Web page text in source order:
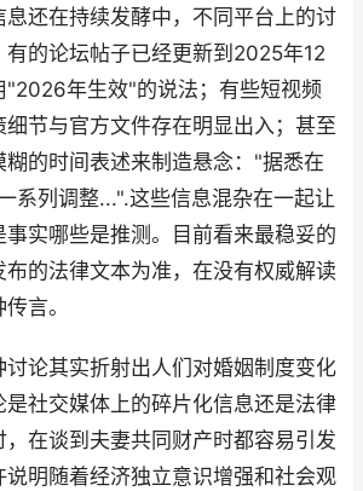
息还在持续发酵中，不同平台上的讨
有的论坛帖子已经更新到2025年12
"2026年生效"的说法；有些短视频
节与官方文件存在明显出入；甚至
糊的时间表述来制造悬念："据悉在
系列调整...".这些信息混杂在一起让
实哪些是推测。目前看来最稳妥的
的法律文本为准，在没有权威解读
言。
论其实折射出人们对婚姻制度变化
是社交媒体上的碎片化信息还是法律
在谈到夫妻共同财产时都容易引发
说明随着经济独立意识增强和社会观